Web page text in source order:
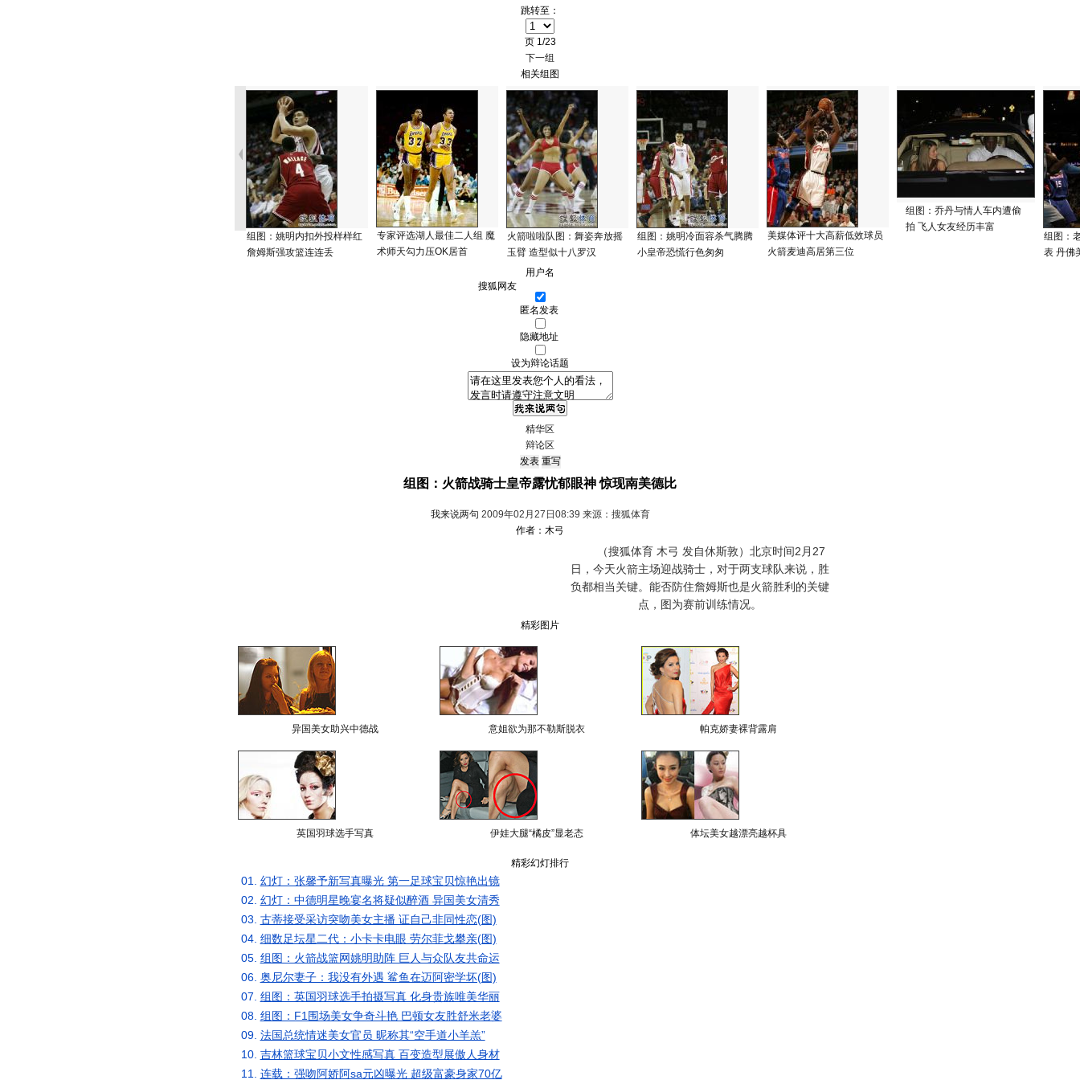
跳转至：
页 1/23
下一组
相关组图
组图：姚明内扣外投样样红
詹姆斯强攻篮连连丢
专家评选湖人最佳二人组 魔
术师天勾力压OK居首
火箭啦啦队图：舞姿奔放摇
玉臂 造型似十八罗汉
组图：姚明冷面容杀气腾腾
小皇帝恐慌行色匆匆
美媒体评十大高薪低效球员
火箭麦迪高居第三位
组图：乔丹与情人车内遭偷
拍 飞人女友经历丰富
组图：
表 丹佛
用户名
匿名发表
隐藏地址
设为辩论话题
精华区
辩论区
组图：火箭战骑士皇帝露忧郁眼神 惊现南美德比
我来说两句 2009年02月27日08:39 来源：搜狐体育
作者：木弓
（搜狐体育 木弓 发自休斯敦）北京时间2月27
日，今天火箭主场迎战骑士，对于两支球队来说，胜
负都相当关键。能否防住詹姆斯也是火箭胜利的关键
点，图为赛前训练情况。
精彩图片
异国美女助兴中德战 意姐欲为那不勒斯脱衣 帕克娇妻裸背露肩
英国羽球选手写真 伊娃大腿“橘皮”显老态 体坛美女越漂亮越杯具
精彩幻灯排行
01. 幻灯：张馨予新写真曝光 第一足球宝贝惊艳出镜
02. 幻灯：中德明星晚宴名将疑似醉酒 异国美女清秀
03. 古蒂接受采访突吻美女主播 证自己非同性恋(图)
04. 细数足坛星二代：小卡卡电眼 劳尔菲戈攀亲(图)
05. 组图：火箭战篮网姚明助阵 巨人与众队友共命运
06. 奥尼尔妻子：我没有外遇 鲨鱼在迈阿密学坏(图)
07. 组图：英国羽球选手拍摄写真 化身贵族唯美华丽
08. 组图：F1围场美女争奇斗艳 巴顿女友胜舒米老婆
09. 法国总统情迷美女官员 昵称其“空手道小羊羔”
10. 吉林篮球宝贝小文性感写真 百变造型展傲人身材
11. 连载：强吻阿娇阿sa元凶曝光 超级富豪身家70亿